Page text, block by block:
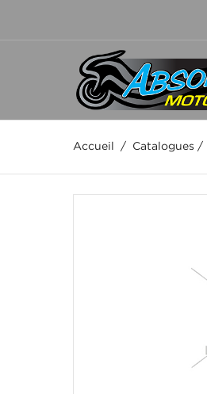
Accueil / Catalogues /